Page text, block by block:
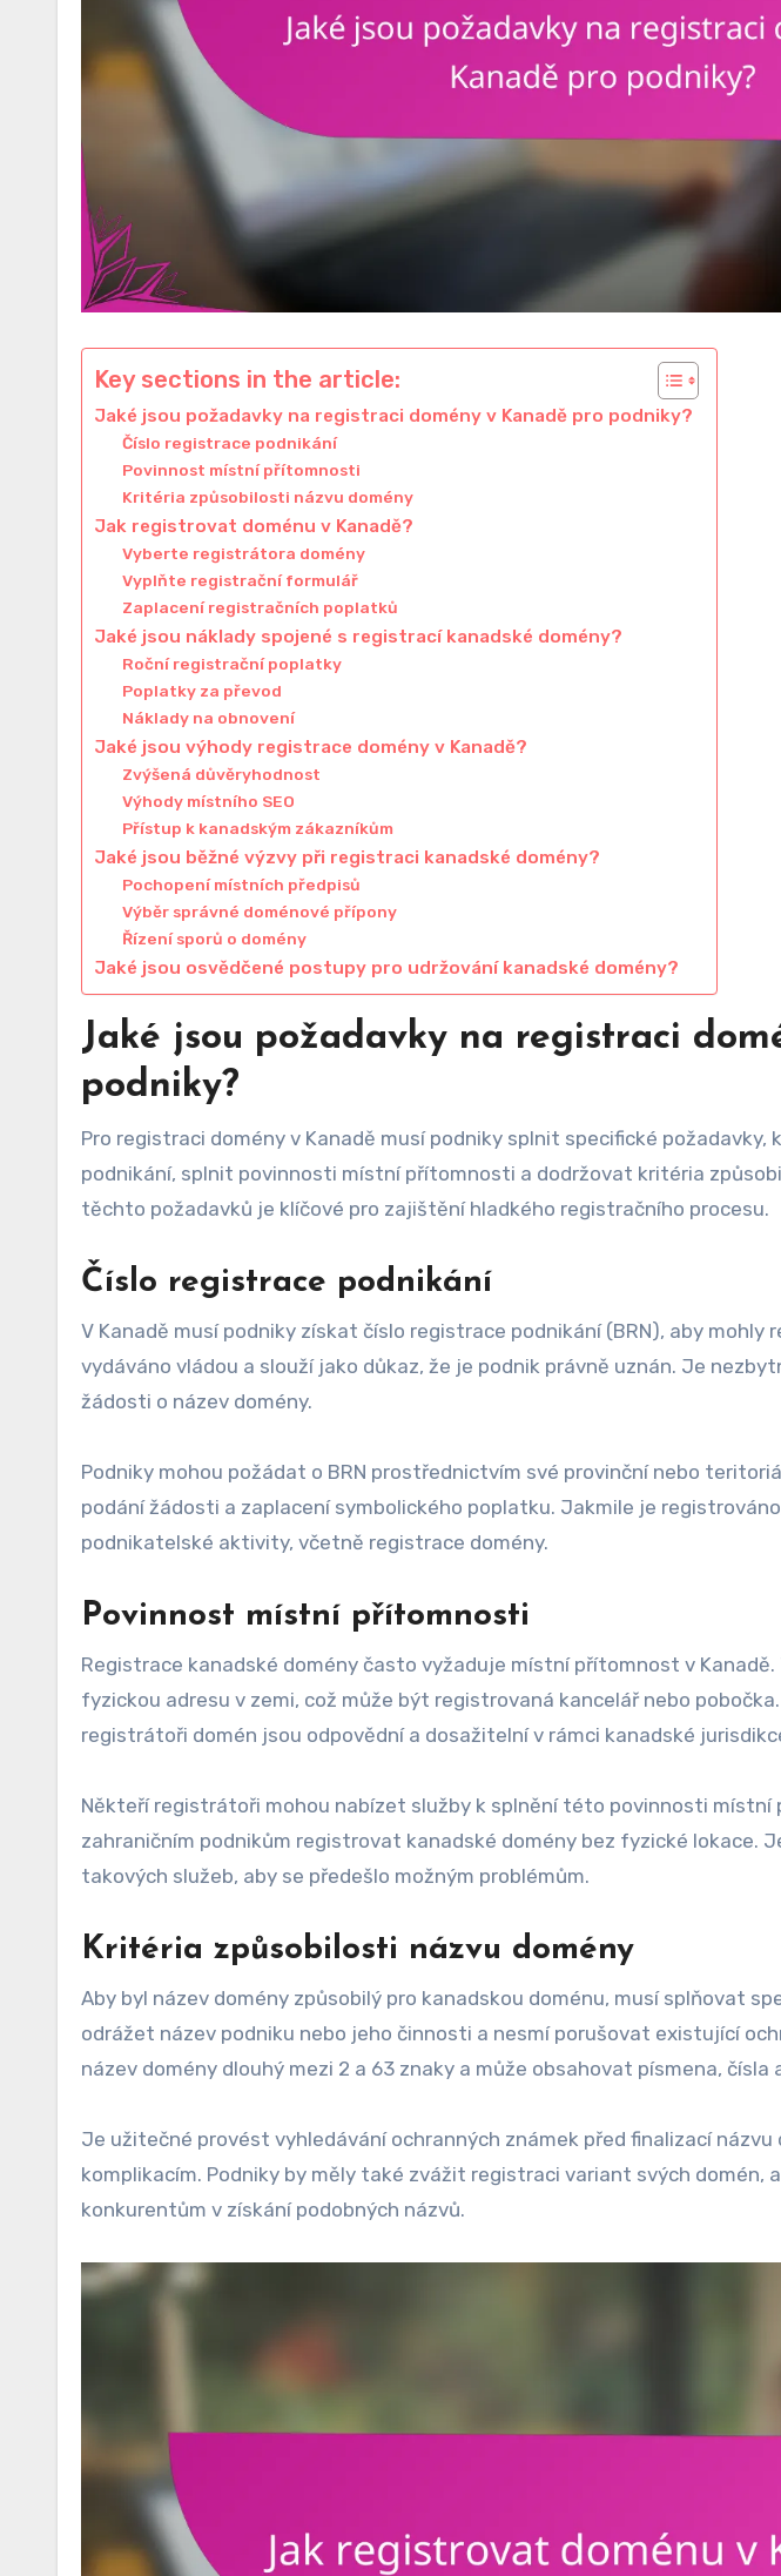
Key sections in the article:
Jaké jsou požadavky na registraci domény v Kanadě pro podniky?
Číslo registrace podnikání
Povinnost místní přítomnosti
Kritéria způsobilosti názvu domény
Jak registrovat doménu v Kanadě?
Vyberte registrátora domény
Vyplňte registrační formulář
Zaplacení registračních poplatků
Jaké jsou náklady spojené s registrací kanadské domény?
Roční registrační poplatky
Poplatky za převod
Náklady na obnovení
Jaké jsou výhody registrace domény v Kanadě?
Zvýšená důvěryhodnost
Výhody místního SEO
Přístup k kanadským zákazníkům
Jaké jsou běžné výzvy při registraci kanadské domény?
Pochopení místních předpisů
Výběr správné doménové přípony
Řízení sporů o domény
Jaké jsou osvědčené postupy pro udržování kanadské domény?
Jaké jsou požadavky na registraci
podniky?
Pro registraci domény v Kanadě musí podniky splnit specifické
podnikání, splnit povinnosti místní přítomnosti a dodržovat kritéria
těchto požadavků je klíčové pro zajištění hladkého registračního procesu.
Číslo registrace podnikání
V Kanadě musí podniky získat číslo registrace podnikání (BRN), aby mohly
vydáváno vládou a slouží jako důkaz, že je podnik právně uznán. Je
žádosti o název domény.
Podniky mohou požádat o BRN prostřednictvím své provinční nebo
podání žádosti a zaplacení symbolického poplatku. Jakmile je
podnikatelské aktivity, včetně registrace domény.
Povinnost místní přítomnosti
Registrace kanadské domény často vyžaduje místní přítomnost v Kanadě.
fyzickou adresu v zemi, což může být registrovaná kancelář nebo
registrátoři domén jsou odpovědní a dosažitelní v rámci kanadské
Někteří registrátoři mohou nabízet služby k splnění této povinnosti místní
zahraničním podnikům registrovat kanadské domény bez fyzické lokace.
takových služeb, aby se předešlo možným problémům.
Kritéria způsobilosti názvu domény
Aby byl název domény způsobilý pro kanadskou doménu, musí splňovat
odrážet název podniku nebo jeho činnosti a nesmí porušovat existující
název domény dlouhý mezi 2 a 63 znaky a může obsahovat písmena, čísla
Je užitečné provést vyhledávání ochranných známek před finalizací názvu
komplikacím. Podniky by měly také zvážit registraci variant svých domén,
konkurentům v získání podobných názvů.